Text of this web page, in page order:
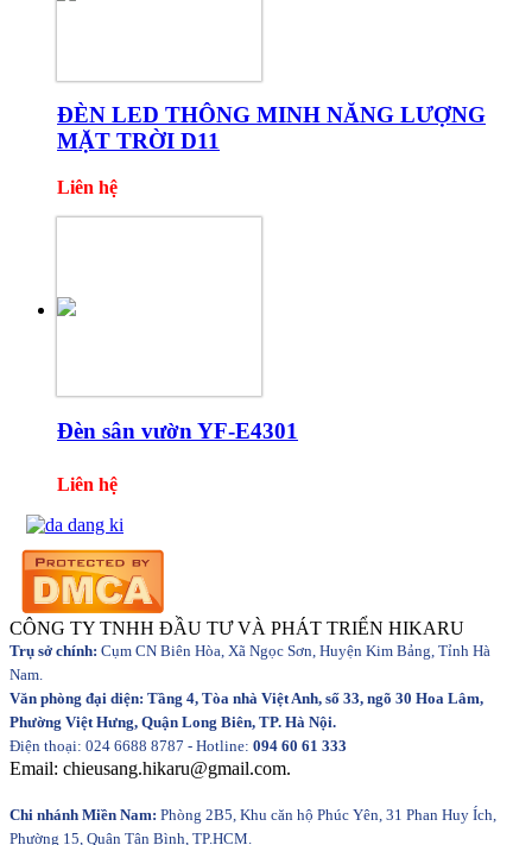
ĐÈN LED THÔNG MINH NĂNG LƯỢNG
MẶT TRỜI D11
Liên hệ
Đèn sân vườn YF-E4301
Liên hệ
CÔNG TY TNHH ĐẦU TƯ VÀ PHÁT TRIỂN HIKARU
Trụ sở chính: Cụm CN Biên Hòa, Xã Ngọc Sơn, Huyện Kim Bảng, Tỉnh Hà
Nam.
Văn phòng đại diện: Tầng 4, Tòa nhà Việt Anh, số 33, ngõ 30 Hoa Lâm,
Phường Việt Hưng, Quận Long Biên, TP. Hà Nội.
Điện thoại: 024 6688 8787 - Hotline: 094 60 61 333
Email: chieusang.hikaru@gmail.com.
Chi nhánh Miền Nam: Phòng 2B5, Khu căn hộ Phúc Yên, 31 Phan Huy Ích,
Phường 15, Quận Tân Bình, TP.HCM.